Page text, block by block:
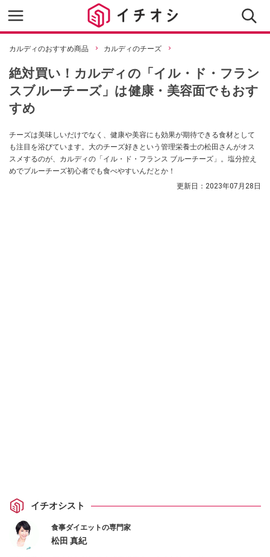
カルディのおすすめ商品 カルディのチーズ
絶対買い！カルディの「イル・ド・フラン
スブルーチーズ」は健康・美容面でもおす
すめ
チーズは美味しいだけでなく、健康や美容にも効果が期待できる食材として
も注目を浴びています。大のチーズ好きという管理栄養士の松田さんがオス
スメするのが、カルディの「イル・ド・フランス ブルーチーズ」。塩分控え
めでブルーチーズ初心者でも食べやすいんだとか！
更新日： 2023年07月28日
イチオシスト
食事ダイエットの専門家
松田 真紀